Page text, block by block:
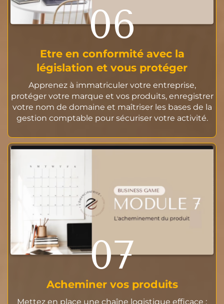
06
Etre en conformité avec la
législation et vous protéger
Apprenez à immatriculer votre entreprise,
protéger votre marque et vos produits, enregistrer
votre nom de domaine et maîtriser les bases de la
gestion comptable pour sécuriser votre activité.
07
Acheminer vos produits
Mettez en place une chaîne logistique efficace :